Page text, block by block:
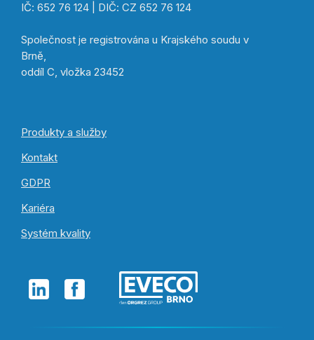
IČ: 652 76 124 | DIČ: CZ 652 76 124
Společnost je registrována u Krajského soudu v
Brně,
oddíl C, vložka 23452
Produkty a služby
Kontakt
GDPR
Kariéra
Systém kvality